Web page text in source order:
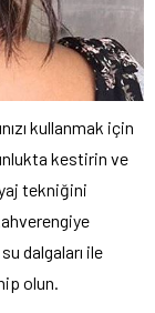
kullanmak için
kestirin ve
tekniğini
dalgaları ile
olun.